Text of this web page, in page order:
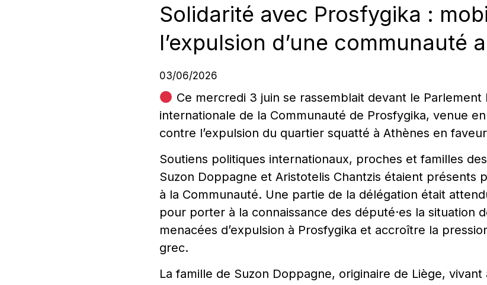
Solidarité avec Prosfygika :
l’expulsion d’une communauté
03/06/2026
Ce mercredi 3 juin se rassemblait devant le Parlement
internationale de la Communauté de Prosfygika, venue
contre l’expulsion du quartier squatté à Athènes en
Soutiens politiques internationaux, proches et familles
Suzon Doppagne et Aristotelis Chantzis étaient présents
à la Communauté. Une partie de la délégation était
pour porter à la connaissance des député·es la situation
menacées d’expulsion à Prosfygika et accroître la
grec.
La famille de Suzon Doppagne, originaire de Liège,